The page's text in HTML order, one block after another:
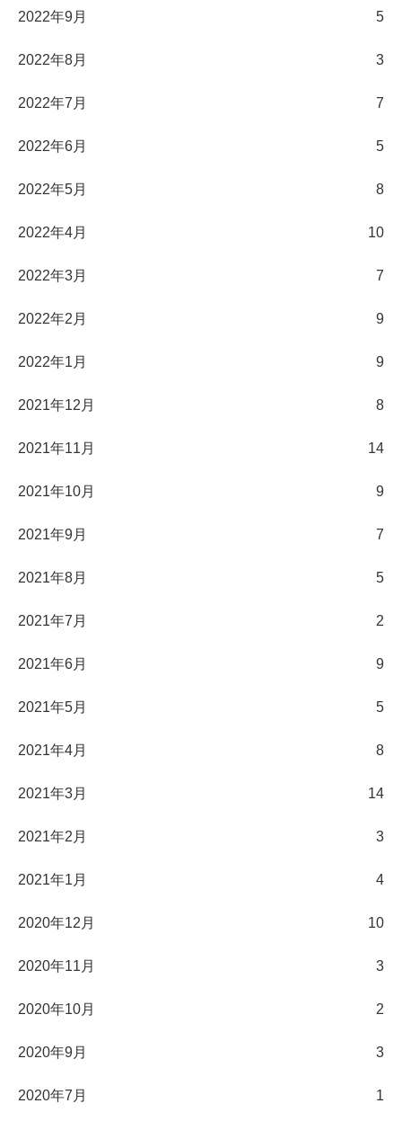
2022年9月 5
2022年8月 3
2022年7月 7
2022年6月 5
2022年5月 8
2022年4月 10
2022年3月 7
2022年2月 9
2022年1月 9
2021年12月 8
2021年11月 14
2021年10月 9
2021年9月 7
2021年8月 5
2021年7月 2
2021年6月 9
2021年5月 5
2021年4月 8
2021年3月 14
2021年2月 3
2021年1月 4
2020年12月 10
2020年11月 3
2020年10月 2
2020年9月 3
2020年7月 1